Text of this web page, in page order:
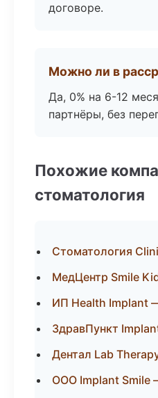
договоре.
Можно ли в
Да, 0% на 6-12
партнёры, без
Похожие
стоматология
Стоматология
МедЦентр Smile
ИП Health Implant
ЗдравПункт
Дентал Lab
ООО Implant Smile